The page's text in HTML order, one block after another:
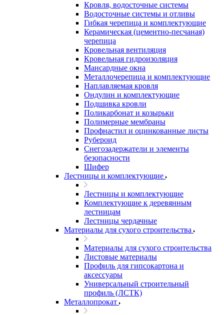
Кровля, водосточные системы
Водосточные системы и отливы
Гибкая черепица и комплектующие
Керамическая (цементно-песчаная)
черепица
Кровельная вентиляция
Кровельная гидроизоляция
Мансардные окна
Металлочерепица и комплектующие
Наплавляемая кровля
Ондулин и комплектующие
Подшивка кровли
Поликарбонат и козырьки
Полимерные мембраны
Профнастил и оцинкованные листы
Рубероид
Снегозадержатели и элементы
безопасности
Шифер
Лестницы и комплектующие
Лестницы и комплектующие
Комплектующие к деревянным
лестницам
Лестницы чердачные
Материалы для сухого строительства
Материалы для сухого строительства
Листовые материалы
Профиль для гипсокартона и
аксессуары
Универсальный строительный
профиль (ЛСТК)
Металлопрокат